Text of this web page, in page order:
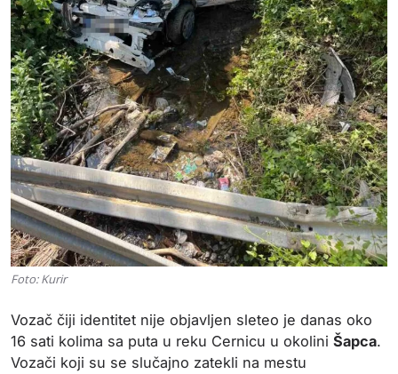
Foto: Kurir
Vozač čiji identitet nije objavljen sleteo je danas oko
16 sati kolima sa puta u reku Cernicu u okolini Šapca.
Vozači koji su se slučajno zatekli na mestu